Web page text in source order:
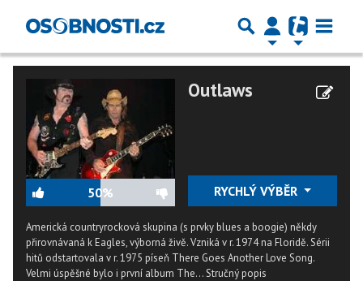
50%
Outlaws
RYCHLÝ VÝBĚR
Americká countryrocková skupina (s prvky blues a boogie) někdy
přirovnávaná k Eagles, výborná živě. Vzniká v r. 1974 na Floridě. Sérii
hitů odstartovala v r. 1975 píseň There Goes Another Love Song.
Velmi úspěšné bylo i první album The...Stručný popis